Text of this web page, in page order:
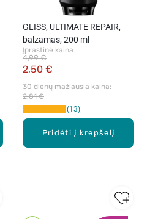
Pridėti į krepšelį
GLISS, ULTIMATE REPAIR,
balzamas, 200 ml
Įprastinė kaina
2,50 €
4,99 €
30 dienų mažiausia kaina:
2,81 €
13